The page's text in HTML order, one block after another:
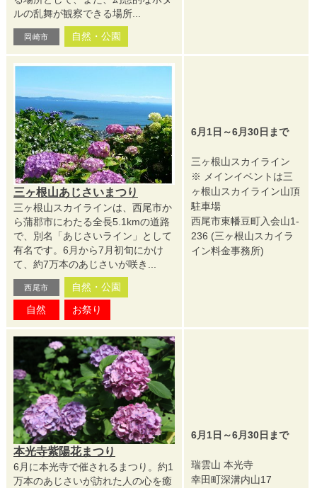
ルの乱舞が観察できる場所...
岡崎市 自然・公園
三ヶ根山あじさいまつり
三ヶ根山スカイラインは、西尾市か
ら蒲郡市にわたる全長5.1kmの道路
で、別名「あじさいライン」として
有名です。6月から7月初旬にかけ
て、約7万本のあじさいが咲き...
西尾市
自然・公園
自然
お祭り
6月1日～6月30日まで
三ヶ根山スカイライン
※ メインイベントは三
ヶ根山スカイライン山頂
駐車場
西尾市東幡豆町入会山1-
236 (三ヶ根山スカイラ
イン料金事務所)
本光寺紫陽花まつり
6月に本光寺で催されるまつり。約1
万本のあじさいが訪れた人の心を癒
6月1日～6月30日まで
瑞雲山 本光寺
幸田町深溝内山17